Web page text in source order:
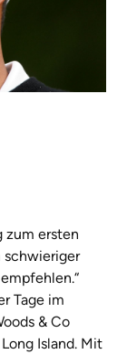
zum ersten
schwieriger
Tage im
& Co
Island. Mit